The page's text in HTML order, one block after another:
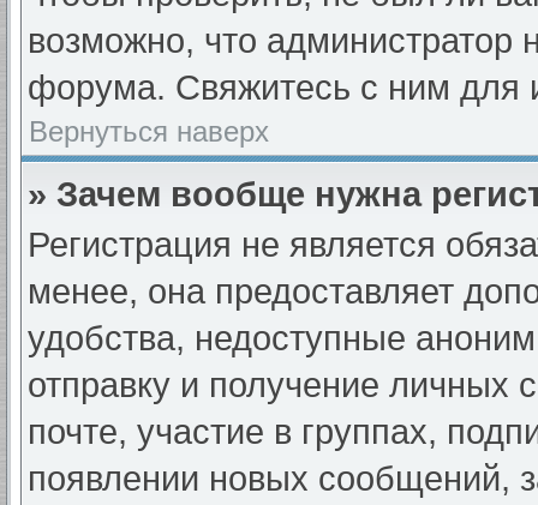
возможно, что администратор
форума. Свяжитесь с ним для
Вернуться наверх
» Зачем вообще нужна
Регистрация не является
менее, она предоставляет
удобства, недоступные
отправку и получение личных
почте, участие в группах,
появлении новых сообщений,